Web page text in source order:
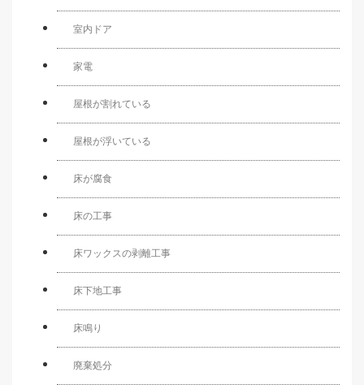
室内ドア
家電
屋根が割れている
屋根が浮いている
床が腐食
床の工事
床ワックスの剥離工事
床下地工事
床鳴り
廃棄処分